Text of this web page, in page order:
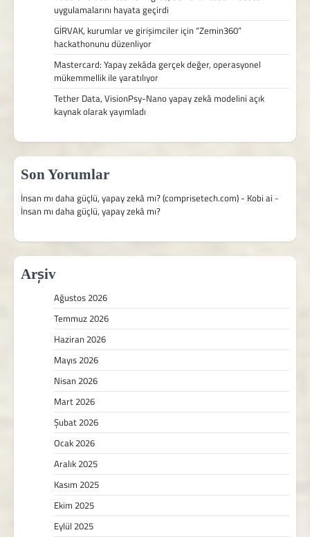
uygulamalarını hayata geçirdi
GİRVAK, kurumlar ve girişimciler için “Zemin360”
hackathonunu düzenliyor
Mastercard: Yapay zekâda gerçek değer, operasyonel
mükemmellik ile yaratılıyor
Tether Data, VisionPsy-Nano yapay zekâ modelini açık
kaynak olarak yayımladı
Son Yorumlar
İnsan mı daha güçlü, yapay zekâ mı? (comprisetech.com) - Kobi ai -
İnsan mı daha güçlü, yapay zekâ mı?
Arşiv
Ağustos 2026
Temmuz 2026
Haziran 2026
Mayıs 2026
Nisan 2026
Mart 2026
Şubat 2026
Ocak 2026
Aralık 2025
Kasım 2025
Ekim 2025
Eylül 2025